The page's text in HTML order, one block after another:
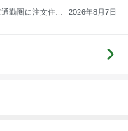
勤圏に注文住宅
2026年8月7日